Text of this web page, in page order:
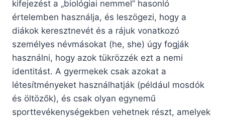
kifejezést a „biológiai nemmel” hasonló
értelemben használja, és leszögezi, hogy a
diákok keresztnevét és a rájuk vonatkozó
személyes névmásokat (he, she) úgy fogják
használni, hogy azok tükrözzék ezt a nemi
identitást. A gyermekek csak azokat a
létesítményeket használhatják (például mosdók
és öltözők), és csak olyan egynemű
sporttevékenységekben vehetnek részt, amelyek